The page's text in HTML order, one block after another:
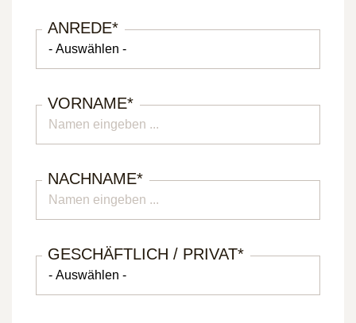
ANREDE*
VORNAME*
NACHNAME*
GESCHÄFTLICH / PRIVAT*